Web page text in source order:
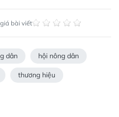
bài viết
dân hội nông dân
thương hiệu